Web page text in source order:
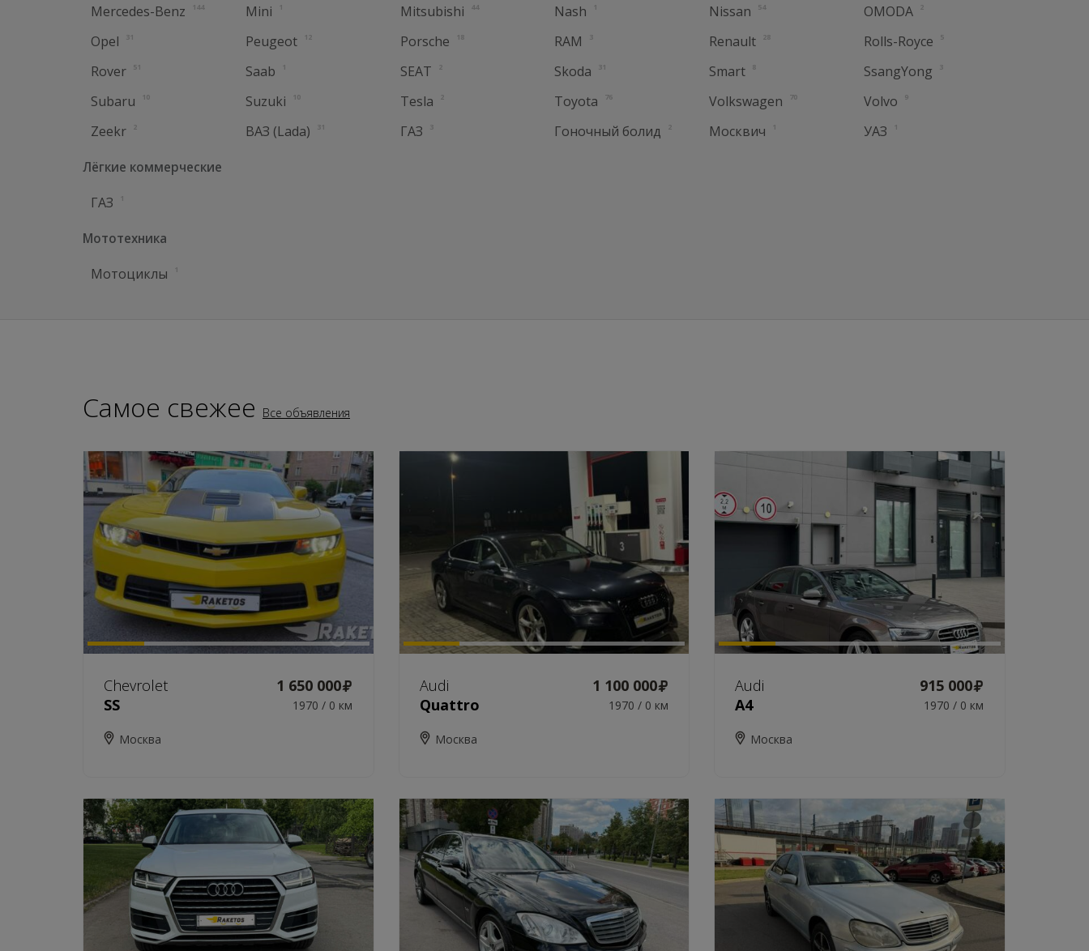
Mercedes-Benz 144 Mini 1 Mitsubishi 44 Nash 1 Nissan 54 OMODA 2
Opel 31 Peugeot 12 Porsche 18 RAM 3 Renault 28 Rolls-Royce 5
Rover 51 Saab 1 SEAT 2 Skoda 31 Smart 8 SsangYong 3
Subaru 10 Suzuki 10 Tesla 2 Toyota 76 Volkswagen 70 Volvo 9
Zeekr 2 ВАЗ (Lada) 31 ГАЗ 3 Гоночный болид 2 Москвич 1 УАЗ 1
Лёгкие коммерческие
ГАЗ 1
Мототехника
Мотоциклы 1
Самое свежее Все объявления
Chevrolet
1 650 000
SS
1970 / 0 км
Москва
Audi
1 100 000
Quattro
1970 / 0 км
Москва
Audi
915 000
A4
1970 / 0 км
Москва